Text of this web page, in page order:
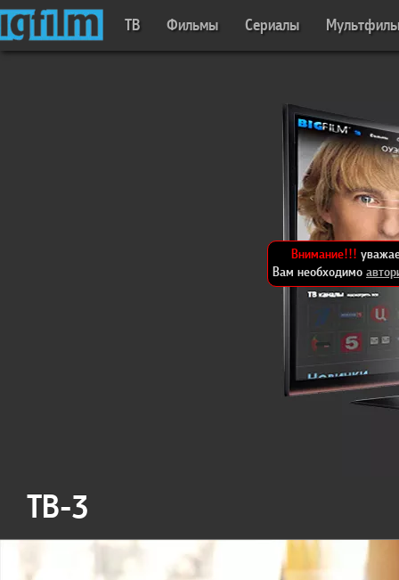
ТВ Фильмы Сериалы
Внимание!!!
Вам необходимо
ТВ-3